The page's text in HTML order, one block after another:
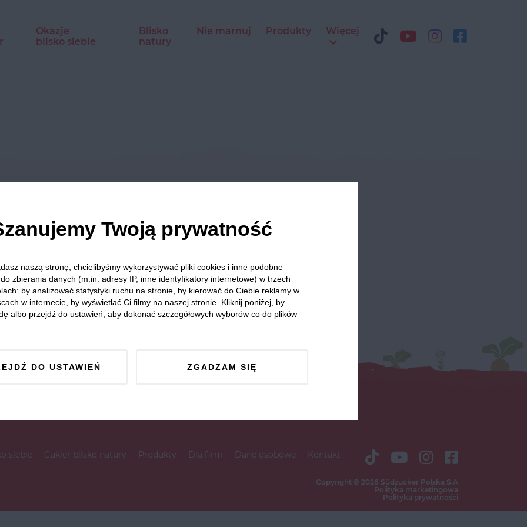
Okazje
blisko siebie
Blisko
natury
Nie marnuj Produkty Więcej
siebie Cukier blisko natury Produkty Dla firm Dane osobowe Kontakt
Copyright © 2026 Südzucker Polska S.A
Polityka marketingowa
Polityka prywatności
Twoją prywatność
naszą stronę, chcielibyśmy wykorzystywać pliki cookies i inne podobne
zbierania danych (m.in. adresy IP, inne identyfikatory internetowe) w trzech
by analizować statystyki ruchu na stronie, by kierować do Ciebie reklamy w
w internecie, by wyświetlać Ci filmy na naszej stronie. Kliknij poniżej, by
albo przejdź do ustawień, aby dokonać szczegółowych wyborów co do plików
DO USTAWIEŃ ZGADZAM SIĘ